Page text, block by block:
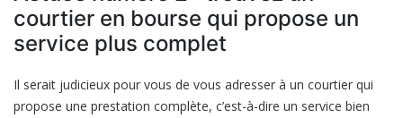
courtier en bourse qui propose un
service plus complet
Il serait judicieux pour vous de vous adresser à un courtier qui
propose une prestation complète, c’est-à-dire un service bien